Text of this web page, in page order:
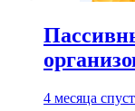
4 месяца